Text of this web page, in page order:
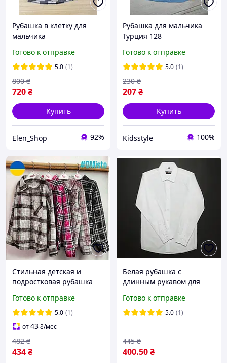
Рубашка в клетку для
мальчика
Готово к отправке
5.0 (1)
720₴
800 ₴
Купить
Elen_Shop 92%
Рубашка для мальчика
Турция 128
Готово к отправке
5.0 (1)
207₴
230 ₴
Купить
Kidsstyle 100%
Стильная детская и
подростковая рубашка
Готово к отправке
5.0 (1)
от43₴/мес
434₴
482 ₴
Белая рубашка с
длинным рукавом для
Готово к отправке
5.0 (1)
400.50₴
445 ₴